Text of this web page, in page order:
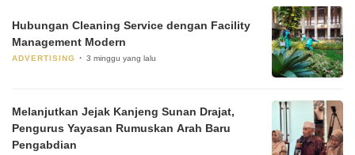
Hubungan Cleaning Service dengan Facility
Management Modern
ADVERTISING 3 minggu yang lalu
Melanjutkan Jejak Kanjeng Sunan Drajat,
Pengurus Yayasan Rumuskan Arah Baru
Pengabdian